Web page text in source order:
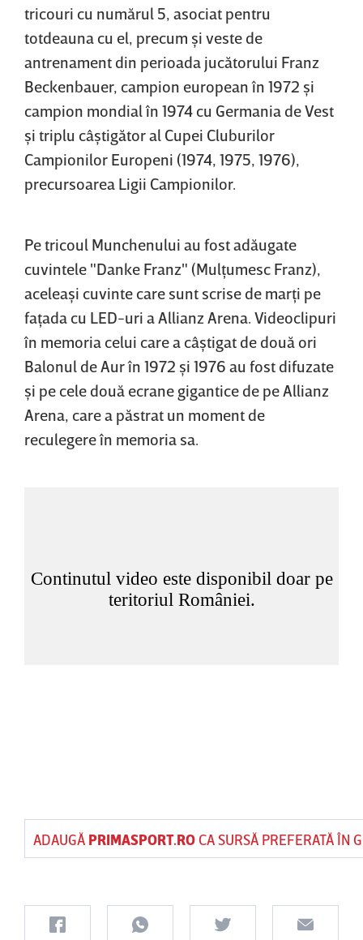
tricouri cu numărul 5, asociat pentru
totdeauna cu el, precum şi veste de
antrenament din perioada jucătorului Franz
Beckenbauer, campion european în 1972 şi
campion mondial în 1974 cu Germania de Vest
şi triplu câştigător al Cupei Cluburilor
Campionilor Europeni (1974, 1975, 1976),
precursoarea Ligii Campionilor.
Pe tricoul Munchenului au fost adăugate
cuvintele "Danke Franz" (Mulţumesc Franz),
aceleaşi cuvinte care sunt scrise de marţi pe
faţada cu LED-uri a Allianz Arena. Videoclipuri
în memoria celui care a câştigat de două ori
Balonul de Aur în 1972 şi 1976 au fost difuzate
şi pe cele două ecrane gigantice de pe Allianz
Arena, care a păstrat un moment de
reculegere în memoria sa.
ADAUGĂ PRIMASPORT.ROCA SURSĂ PREFERATĂ ÎN